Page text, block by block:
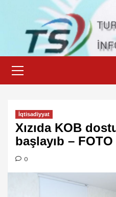
content
Menu
İqtisadiyyat
Xızıda KOB
başlayıb – FOTO
0